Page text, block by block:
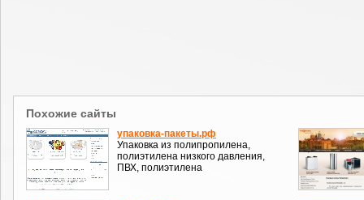
Похожие сайты
упаковка-пакеты.рф
Упаковка из полипропилена,
полиэтилена низкого давления,
ПВХ, полиэтилена